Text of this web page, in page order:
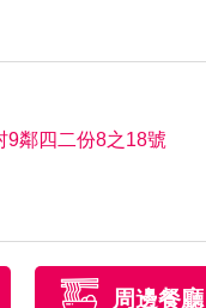
9鄰四二份8之18號
周邊餐廳